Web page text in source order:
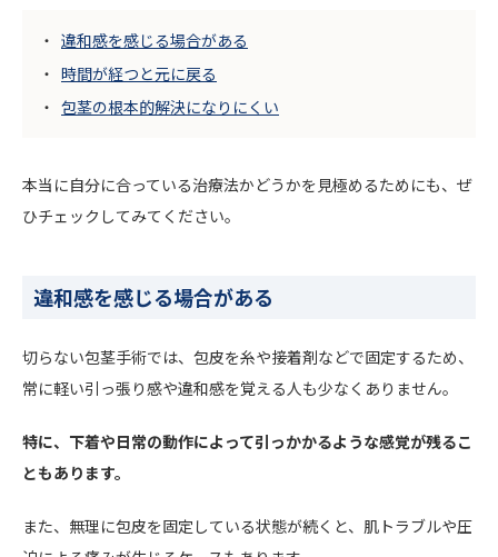
違和感を感じる場合がある
時間が経つと元に戻る
包茎の根本的解決になりにくい
本当に自分に合っている治療法かどうかを見極めるためにも、ぜ
ひチェックしてみてください。
違和感を感じる場合がある
切らない包茎手術では、包皮を糸や接着剤などで固定するため、
常に軽い引っ張り感や違和感を覚える人も少なくありません。
特に、下着や日常の動作によって引っかかるような感覚が残るこ
ともあります。
また、無理に包皮を固定している状態が続くと、肌トラブルや圧